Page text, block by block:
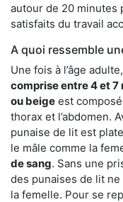
autour de 20 minutes
satisfaits du travail
A quoi ressemble
Une fois à l’âge
comprise entre 4 et 7
ou beige est
thorax et l’abdomen.
punaise de lit est
le mâle comme la
de sang. Sans une
des punaises de lit
la femelle. Pour se